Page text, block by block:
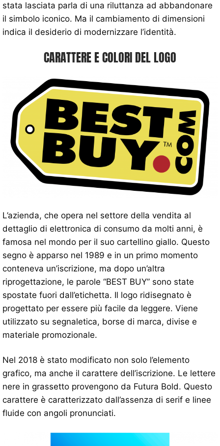
stata lasciata parla di una riluttanza ad abbandonare
il simbolo iconico. Ma il cambiamento di dimensioni
indica il desiderio di modernizzare l’identità.
CARATTERE E COLORI DEL LOGO
L’azienda, che opera nel settore della vendita al
dettaglio di elettronica di consumo da molti anni, è
famosa nel mondo per il suo cartellino giallo. Questo
segno è apparso nel 1989 e in un primo momento
conteneva un’iscrizione, ma dopo un’altra
riprogettazione, le parole “BEST BUY” sono state
spostate fuori dall’etichetta. Il logo ridisegnato è
progettato per essere più facile da leggere. Viene
utilizzato su segnaletica, borse di marca, divise e
materiale promozionale.
Nel 2018 è stato modificato non solo l’elemento
grafico, ma anche il carattere dell’iscrizione. Le lettere
nere in grassetto provengono da Futura Bold. Questo
carattere è caratterizzato dall’assenza di serif e linee
fluide con angoli pronunciati.